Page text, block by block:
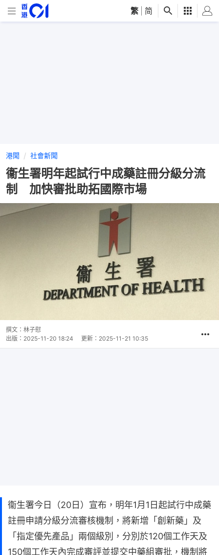
繁 简
港聞 社會新聞
衞生署明年起試行中成藥註冊分級分流
制 加快審批助拓國際市場
撰文： 林子慰
出版： 2025-11-20 18:24 更新： 2025-11-21 10:35
衞生署今日（20日）宣布，明年1月1日起試行中成藥
註冊申請分級分流審核機制，將新增「創新藥」及
「指定優先產品」兩個級別，分別於120個工作天及
150個工作天內完成審評並提交中藥組審批，機制將